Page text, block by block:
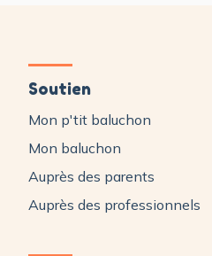
Soutien
Mon p'tit baluchon
Mon baluchon
Auprès des parents
Auprès des professionnels